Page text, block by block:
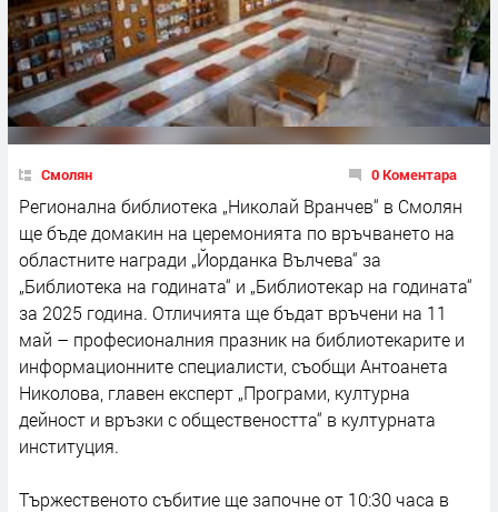
Смолян 0 Коментара
Регионална библиотека „Николай Вранчев“ в Смолян
ще бъде домакин на церемонията по връчването на
областните награди „Йорданка Вълчева“ за
„Библиотека на годината“ и „Библиотекар на годината“
за 2025 година. Отличията ще бъдат връчени на 11
май – професионалния празник на библиотекарите и
информационните специалисти, съобщи Антоанета
Николова, главен експерт „Програми, културна
дейност и връзки с обществеността“ в културната
институция.
Тържественото събитие ще започне от 10:30 часа в